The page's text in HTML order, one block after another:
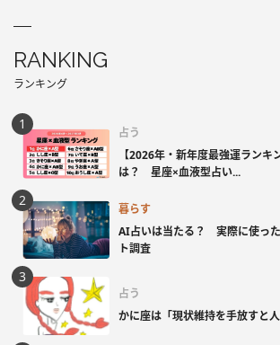
RANKING
ランキング
占う
【2026年・新年度最強運ラン
は？ 星座×血液型占い...
暮らす
AI占いは当たる？ 実際に使っ
ト調査
占う
かに座は「現状維持を手放すと人